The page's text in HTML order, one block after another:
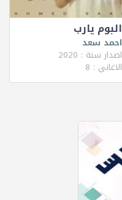
البوم يارب
احمد سعد
اصدار سنة : 2020
الاغاني : 8